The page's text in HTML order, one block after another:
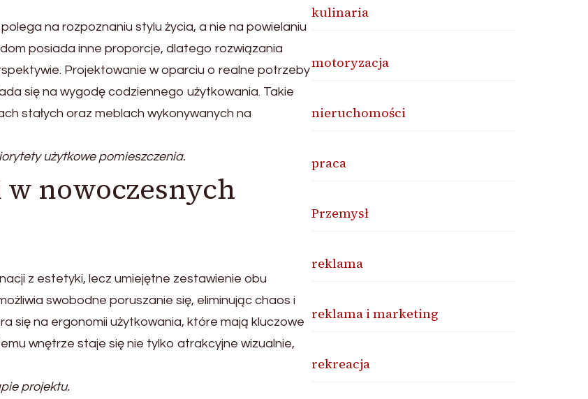
na rozpoznaniu stylu życia, a nie na powielaniu
posiada inne proporcje, dlatego rozwiązania
Projektowanie w oparciu o realne potrzeby
się na wygodę codziennego użytkowania. Takie
stałych oraz meblach wykonywanych na
użytkowe pomieszczenia.
nowoczesnych
z estetyki, lecz umiejętne zestawienie obu
swobodne poruszanie się, eliminując chaos i
się na ergonomii użytkowania, które mają kluczowe
wnętrze staje się nie tylko atrakcyjne wizualnie,
projektu.
kulinaria
motoryzacja
nieruchomości
praca
Przemysł
reklama
reklama i marketing
rekreacja